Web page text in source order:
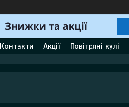
Контакти Акції Повітряні кулі